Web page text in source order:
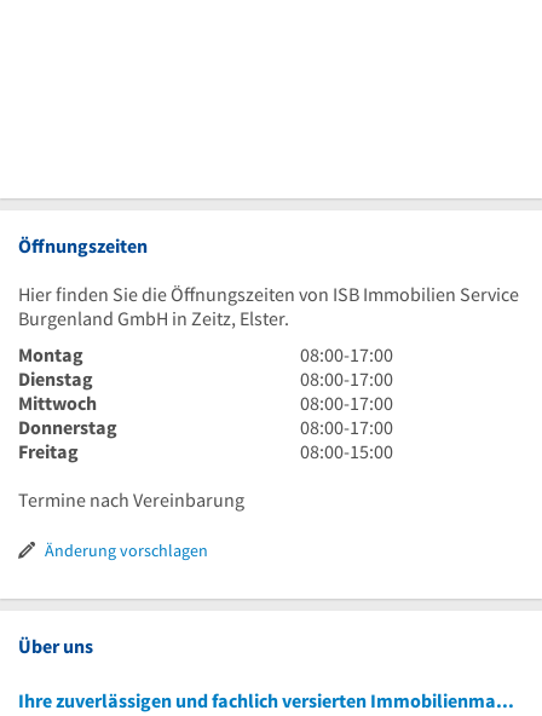
Öffnungszeiten
Hier finden Sie die Öffnungszeiten von ISB Immobilien Service
Burgenland GmbH in Zeitz, Elster.
Montag
8
Uhr
bis
17
Uhr
08:00-17:00
Dienstag
8
Uhr
bis
17
08:00-17:00
Mittwoch
8
Uhr
bis
08:00-17:00
Donnerstag
8
Uhr
08:00-17:00
Freitag
8
08:00-15:00
Termine nach Vereinbarung
Änderung vorschlagen
Über uns
Ihre zuverlässigen und fachlich versierten Immobilienmakler